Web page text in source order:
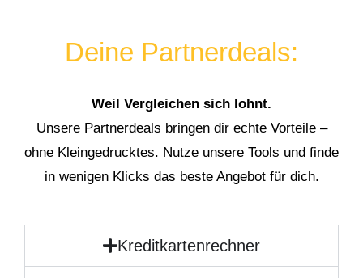
Deine Partnerdeals:
Weil Vergleichen sich lohnt.
Unsere Partnerdeals bringen dir echte Vorteile –
ohne Kleingedrucktes. Nutze unsere Tools und finde
in wenigen Klicks das beste Angebot für dich.
Kreditkartenrechner